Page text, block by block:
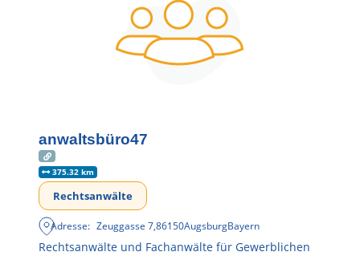
anwaltsbüro47
375.32 km
Rechtsanwälte
Adresse: Zeuggasse 7,86150AugsburgBayern
Rechtsanwälte und Fachanwälte für Gewerblichen